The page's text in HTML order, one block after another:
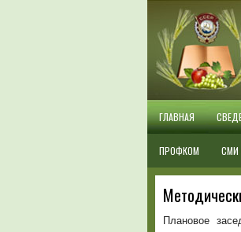
ГЛАВНАЯ
ПРОФКОМ СМИ
Плановое